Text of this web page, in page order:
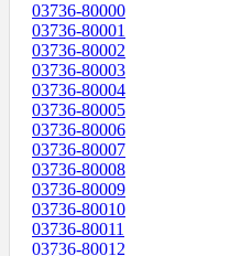
03736-80000
03736-80001
03736-80002
03736-80003
03736-80004
03736-80005
03736-80006
03736-80007
03736-80008
03736-80009
03736-80010
03736-80011
03736-80012